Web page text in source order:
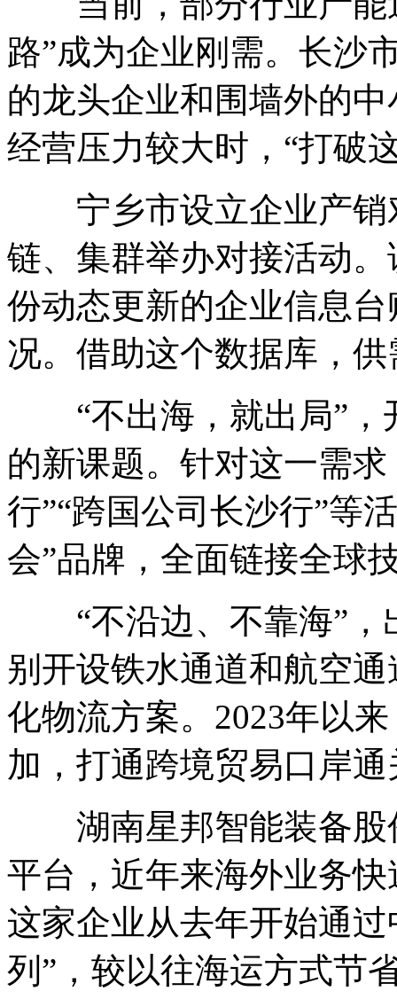
路”成为企业刚需。长沙
的龙头企业和围墙外的
经营压力较大时，“打破
宁乡市设立企业产销
链、集群举办对接活动
份动态更新的企业信息
况。借助这个数据库，
“不出海，就出局”，
的新课题。针对这一需
行”“跨国公司长沙行”等
会”品牌，全面链接全球
“不沿边、不靠海”，
别开设铁水通道和航空
化物流方案。2023年以
加，打通跨境贸易口岸
湖南星邦智能装备股
平台，近年来海外业务
这家企业从去年开始通
列”，较以往海运方式节